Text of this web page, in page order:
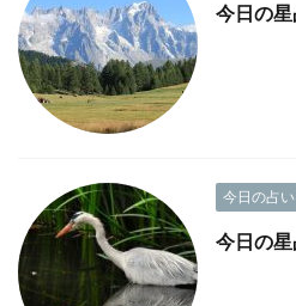
今日の
今日の占い
今日の